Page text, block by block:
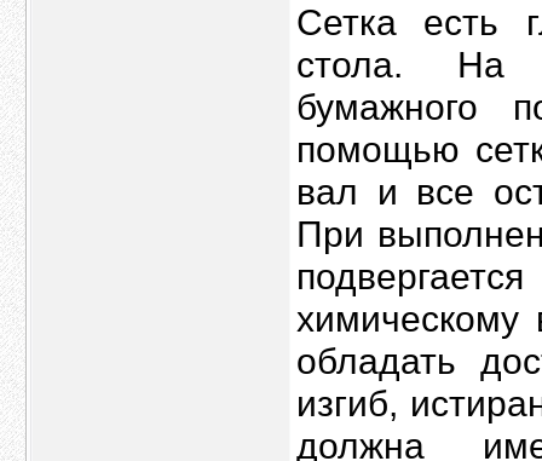
Сетка есть
стола. На
бумажного
помощью
вал и все
При
химическому
обладать
изгиб,
должна